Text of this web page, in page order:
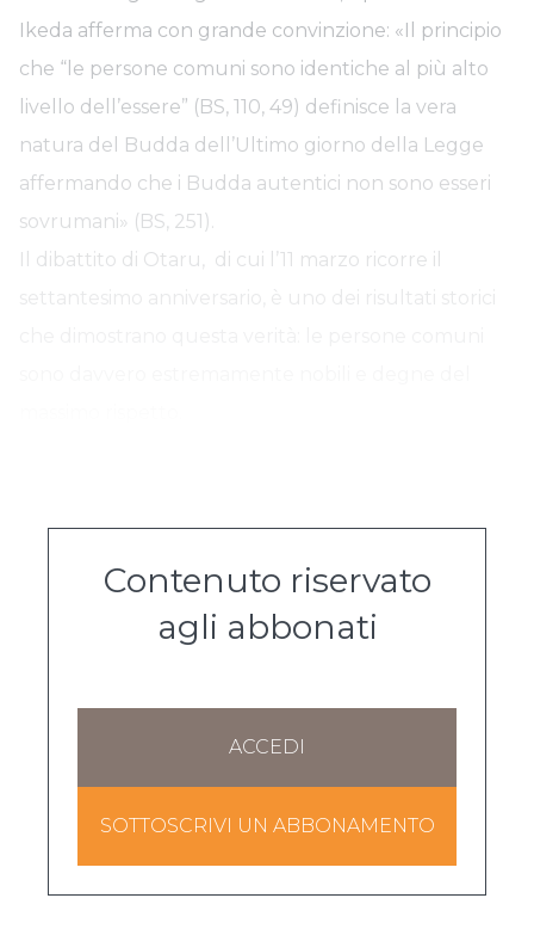
Ikeda afferma con grande convinzione: «Il principio
che “le persone comuni sono identiche al più alto
livello dell’essere” (BS, 110, 49) definisce la vera
natura del Budda dell’Ultimo giorno della Legge
affermando che i Budda autentici non sono esseri
sovrumani» (BS, 251).
Il dibattito di Otaru, di cui l’11 marzo ricorre il
settantesimo anniversario, è uno dei risultati storici
Contenuto riservato
agli abbonati
ACCEDI
SOTTOSCRIVI UN ABBONAMENTO